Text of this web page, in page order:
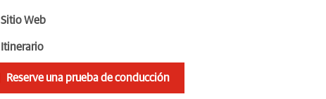
Sitio Web
Itinerario
Reserve una prueba de conducción